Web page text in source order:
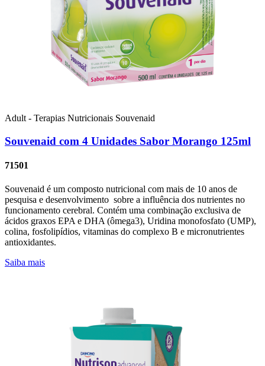
Adult - Terapias Nutricionais Souvenaid
Souvenaid com 4 Unidades Sabor Morango 125ml
71501
Souvenaid é um composto nutricional com mais de 10 anos de
pesquisa e desenvolvimento sobre a influência dos nutrientes no
funcionamento cerebral. Contém uma combinação exclusiva de
ácidos graxos EPA e DHA (ômega3), Uridina monofosfato (UMP),
colina, fosfolipídios, vitaminas do complexo B e micronutrientes
antioxidantes.
Saiba mais